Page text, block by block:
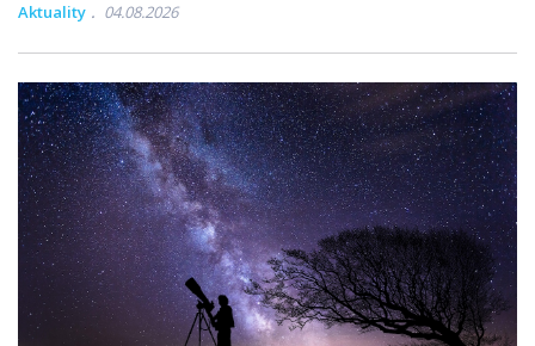
Aktuality 04.08.2026